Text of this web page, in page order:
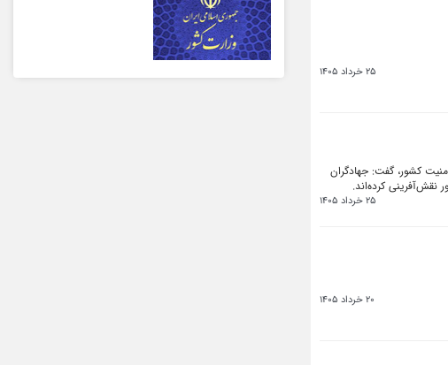
25 خرداد 1405
کشور، گفت: جهادگران
نقش‌آفرینی کرده‌اند.
25 خرداد 1405
20 خرداد 1405